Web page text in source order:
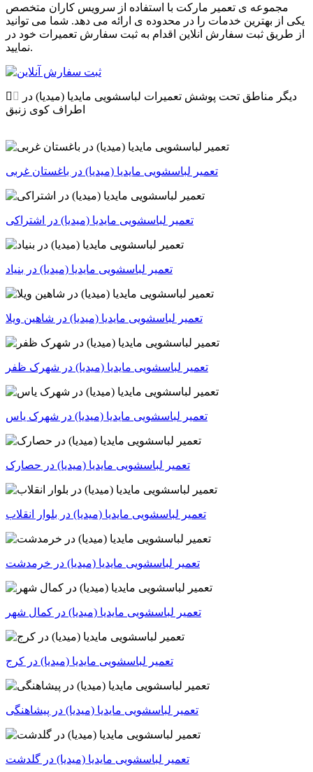
مجموعه ی تعمیر مارکت با استفاده از سرویس کاران متخصص
یکی از بهترین خدمات را در محدوده ی ارائه می دهد. شما می توانید
از طریق ثبت سفارش انلاین اقدام به ثبت سفارش تعمیرات خود در
نمایید.
دیگر مناطق تحت پوشش تعمیرات لباسشویی مایدیا (میدیا) در
اطراف کوی زنبق
تعمیر لباسشویی مایدیا (میدیا) در باغستان غربی
تعمیر لباسشویی مایدیا (میدیا) در اشتراکی
تعمیر لباسشویی مایدیا (میدیا) در بنیاد
تعمیر لباسشویی مایدیا (میدیا) در شاهین ویلا
تعمیر لباسشویی مایدیا (میدیا) در شهرک ظفر
تعمیر لباسشویی مایدیا (میدیا) در شهرک یاس
تعمیر لباسشویی مایدیا (میدیا) در حصارک
تعمیر لباسشویی مایدیا (میدیا) در بلوار انقلاب
تعمیر لباسشویی مایدیا (میدیا) در خرمدشت
تعمیر لباسشویی مایدیا (میدیا) در کمال شهر
تعمیر لباسشویی مایدیا (میدیا) در کرج
تعمیر لباسشویی مایدیا (میدیا) در پیشاهنگی
تعمیر لباسشویی مایدیا (میدیا) در گلدشت